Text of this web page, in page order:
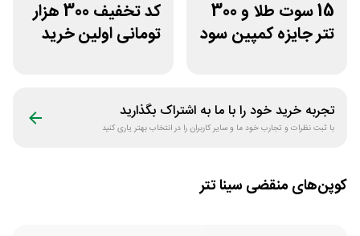
15 سوت طلا و 300
تتر جایزه کمپین سود
کد تخفیف 300 هزار
تومانی اولین خرید
تجربه خرید خود را با ما به اشتراک بگذارید
با ثبت نظرات و تجارب خود ما و سایر کاربران را در انتخاب بهتر یاری کنید
کوپن‌های منقضی سینا تتر